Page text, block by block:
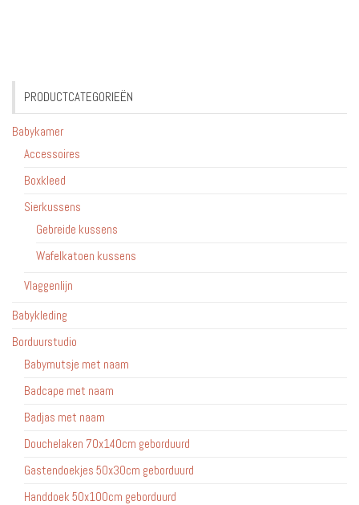
PRODUCTCATEGORIEËN
Babykamer
Accessoires
Boxkleed
Sierkussens
Gebreide kussens
Wafelkatoen kussens
Vlaggenlijn
Babykleding
Borduurstudio
Babymutsje met naam
Badcape met naam
Badjas met naam
Douchelaken 70x140cm geborduurd
Gastendoekjes 50x30cm geborduurd
Handdoek 50x100cm geborduurd